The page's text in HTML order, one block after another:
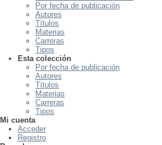
Por fecha de publicación
Autores
Títulos
Materias
Carreras
Tipos
Esta colección
Por fecha de publicación
Autores
Títulos
Materias
Carreras
Tipos
Mi cuenta
Acceder
Registro